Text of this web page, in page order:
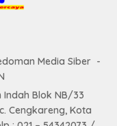
Media Siber
Indah Blok NB/33
Cengkareng, Kota